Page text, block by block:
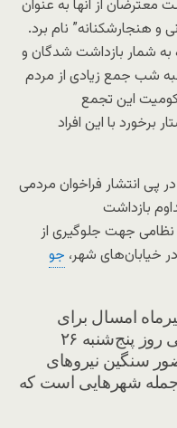
معترضان از آنها به عنوان
و هنجارشکنانه” نام برد.
به شمار بازداشت شدگان و
شب جمع زیادی از مردم
این تجمع
برخورد با این افراد
دیگر روز پنجشنبه ۲ مرداد ۹۹، در پی انتشار فراخوان مردمی
بازداشت
جهت جلوگیری از
خیابان‌های شهر، جو
امسال برای
حضور مردم در تجمعات اعتراضی روز پنج‌شنبه ۲۶
سنگین نیروهای
شهرهایی است که